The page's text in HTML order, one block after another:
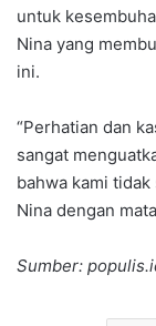
untuk
Nina yang
ini.
“Perhatian dan
sangat
bahwa kami
Nina dengan
Sumber: